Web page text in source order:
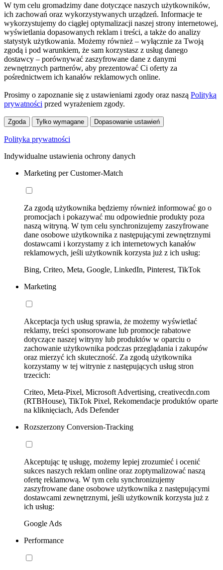
W tym celu gromadzimy dane dotyczące naszych użytkowników,
ich zachowań oraz wykorzystywanych urządzeń. Informacje te
wykorzystujemy do ciągłej optymalizacji naszej strony internetowej,
wyświetlania dopasowanych reklam i treści, a także do analizy
statystyk użytkowania. Możemy również – wyłącznie za Twoją
zgodą i pod warunkiem, że sam korzystasz z usług danego
dostawcy – porównywać zaszyfrowane dane z danymi
zewnętrznych partnerów, aby prezentować Ci oferty za
pośrednictwem ich kanałów reklamowych online.
Prosimy o zapoznanie się z ustawieniami zgody oraz naszą Polityką
prywatności przed wyrażeniem zgody.
Zgoda Tylko wymagane Dopasowanie ustawień
Polityka prywatności
Indywidualne ustawienia ochrony danych
Marketing per Customer-Match
Za zgodą użytkownika będziemy również informować go o
promocjach i pokazywać mu odpowiednie produkty poza
naszą witryną. W tym celu synchronizujemy zaszyfrowane
dane osobowe użytkownika z następującymi zewnętrznymi
dostawcami i korzystamy z ich internetowych kanałów
reklamowych, jeśli użytkownik korzysta już z ich usług:
Bing, Criteo, Meta, Google, LinkedIn, Pinterest, TikTok
Marketing
Akceptacja tych usług sprawia, że możemy wyświetlać
reklamy, treści sponsorowane lub promocje rabatowe
dotyczące naszej witryny lub produktów w oparciu o
zachowanie użytkownika podczas przeglądania i zakupów
oraz mierzyć ich skuteczność. Za zgodą użytkownika
korzystamy w tej witrynie z następujących usług stron
trzecich:
Criteo, Meta-Pixel, Microsoft Advertising, creativecdn.com
(RTBHouse), TikTok Pixel, Rekomendacje produktów oparte
na kliknięciach, Ads Defender
Rozszerzony Conversion-Tracking
Akceptując tę usługę, możemy lepiej zrozumieć i ocenić
sukces naszych reklam online oraz zoptymalizować naszą
ofertę reklamową. W tym celu synchronizujemy
zaszyfrowane dane osobowe użytkownika z następującymi
dostawcami zewnętrznymi, jeśli użytkownik korzysta już z
ich usług:
Google Ads
Performance